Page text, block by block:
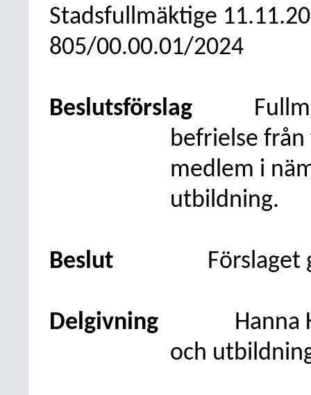
Stadsfullmäktige
805/00.00.01/2024
Beslutsförslag
befrielse
medlem i
utbildning.
Beslut Förslaget
Delgivning
Hanna
och